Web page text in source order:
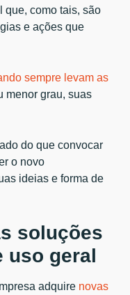
que, como tais, são
e ações que
sempre levam as
menor grau, suas
do que convocar
o novo
ideias e forma de
soluções
uso geral
adquire novas